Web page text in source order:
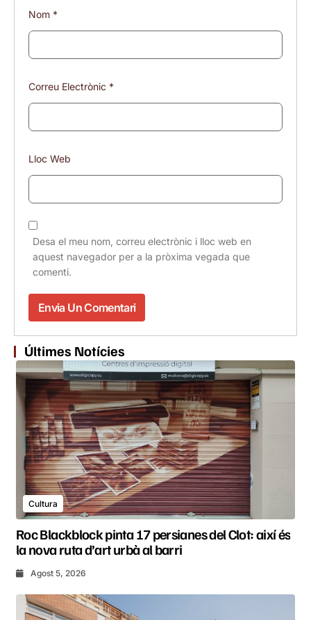
Nom *
Correu Electrònic *
Lloc Web
Desa el meu nom, correu electrònic i lloc web en
aquest navegador per a la pròxima vegada que
comenti.
Últimes Notícies
Cultura
Roc Blackblock pinta 17 persianes del Clot: així és
la nova ruta d’art urbà al barri
Agost 5, 2026